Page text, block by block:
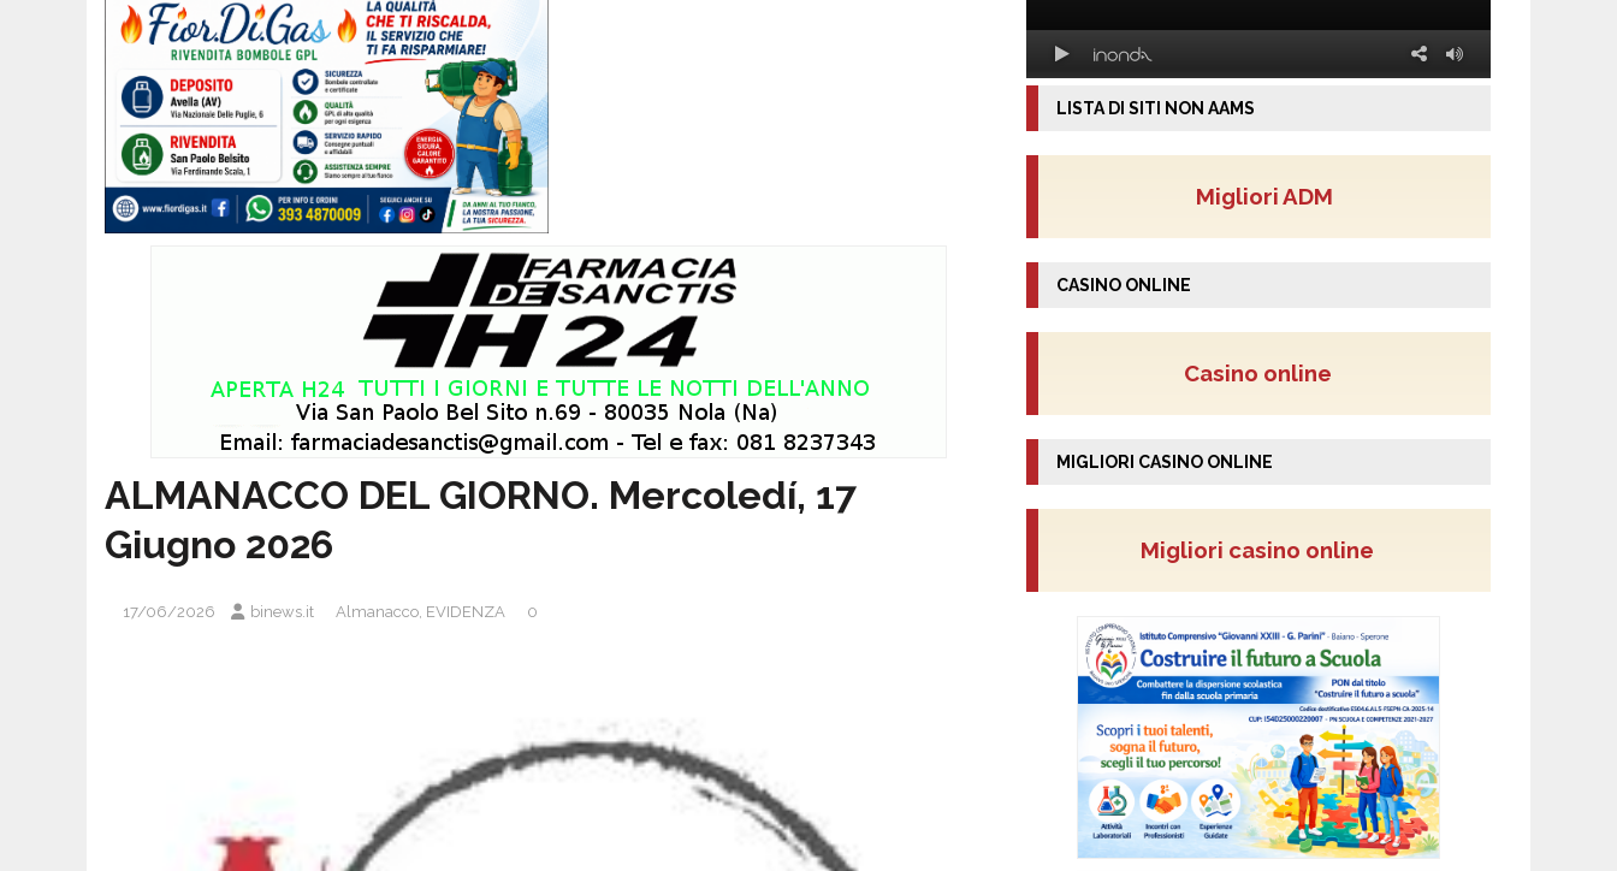
ALMANACCO DEL GIORNO. Mercoledí, 17
Giugno 2026
17/06/2026 binews.it Almanacco, EVIDENZA 0
LISTA DI SITI NON AAMS
Migliori ADM
CASINO ONLINE
Casino online
MIGLIORI CASINO ONLINE
Migliori casino online